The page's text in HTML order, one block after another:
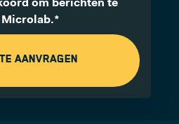
om berichten te
Microlab.*